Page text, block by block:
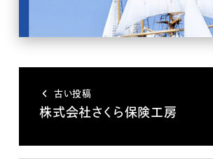
古い投稿
株式会社さくら保険工房